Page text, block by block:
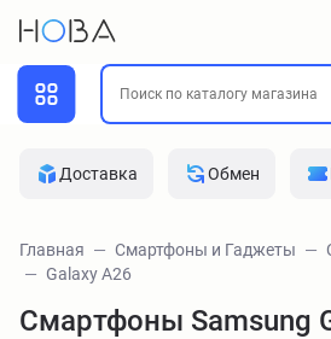
Доставка Обмен
Главная Смартфоны и Гаджеты
Galaxy A26
Смартфоны Samsung